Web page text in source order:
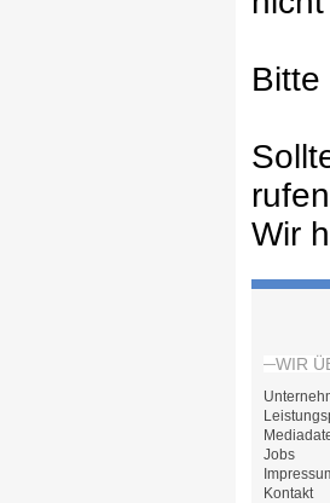
Wir
WIR
Jobs
Kontakt